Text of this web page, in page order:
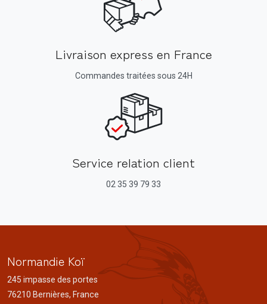
Livraison express en France
Commandes traitées sous 24H
Service relation client
02 35 39 79 33
Normandie Koï
245 impasse des portes
76210 Bernières, France